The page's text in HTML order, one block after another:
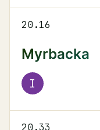
20.16
Myrbacka
I
20.33